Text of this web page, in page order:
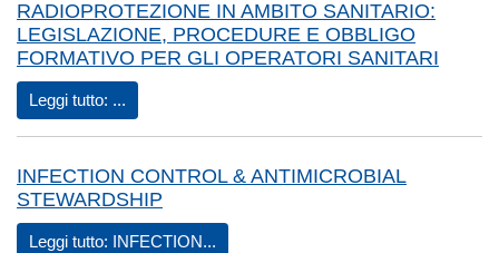
RADIOPROTEZIONE IN AMBITO SANITARIO:
LEGISLAZIONE, PROCEDURE E OBBLIGO
FORMATIVO PER GLI OPERATORI SANITARI
Leggi tutto: ...
INFECTION CONTROL & ANTIMICROBIAL
STEWARDSHIP
Leggi tutto: INFECTION...